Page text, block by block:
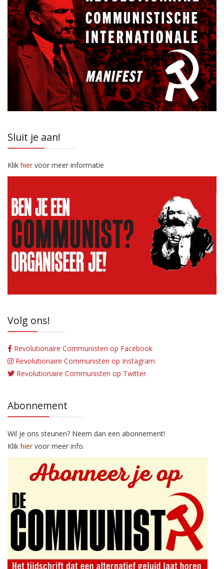
Sluit je aan!
Klik hiervoor meer informatie
Volg ons!
Revolutionaire Communisten op Facebook
Revolutionaire Communisten op Instagram
Revolutionaire Communisten op Twitter
Abonnement
Wil je ons steunen? Neem dan een abonnement!
Klik hiervoor meer info.